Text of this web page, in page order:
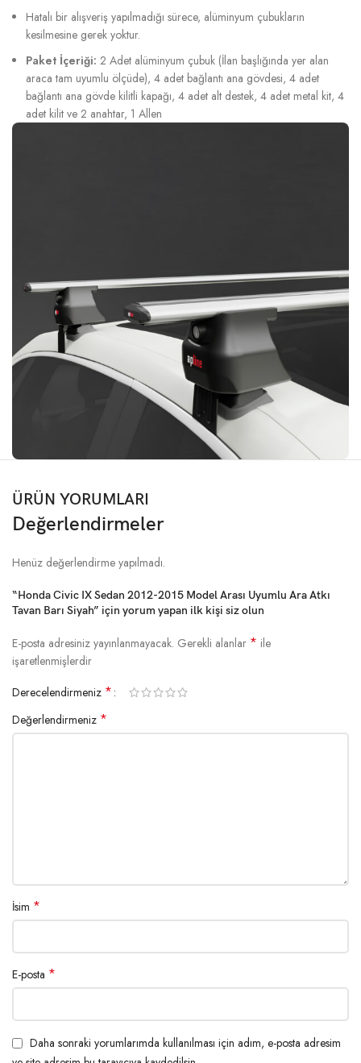
Hatalı bir alışveriş yapılmadığı sürece, alüminyum çubukların
kesilmesine gerek yoktur.
Paket İçeriği: 2 Adet alüminyum çubuk (İlan başlığında yer alan
araca tam uyumlu ölçüde), 4 adet bağlantı ana gövdesi, 4 adet
bağlantı ana gövde kilitli kapağı, 4 adet alt destek, 4 adet metal kit, 4
adet kilit ve 2 anahtar, 1 Allen
ÜRÜN YORUMLARI
Değerlendirmeler
Henüz değerlendirme yapılmadı.
“Honda Civic IX Sedan 2012-2015 Model Arası Uyumlu Ara Atkı
Tavan Barı Siyah” için yorum yapan ilk kişi siz olun
E-posta adresiniz yayınlanmayacak. Gerekli alanlar * ile
işaretlenmişlerdir
Derecelendirmeniz *
Değerlendirmeniz *
İsim *
E-posta *
Daha sonraki yorumlarımda kullanılması için adım, e-posta adresim